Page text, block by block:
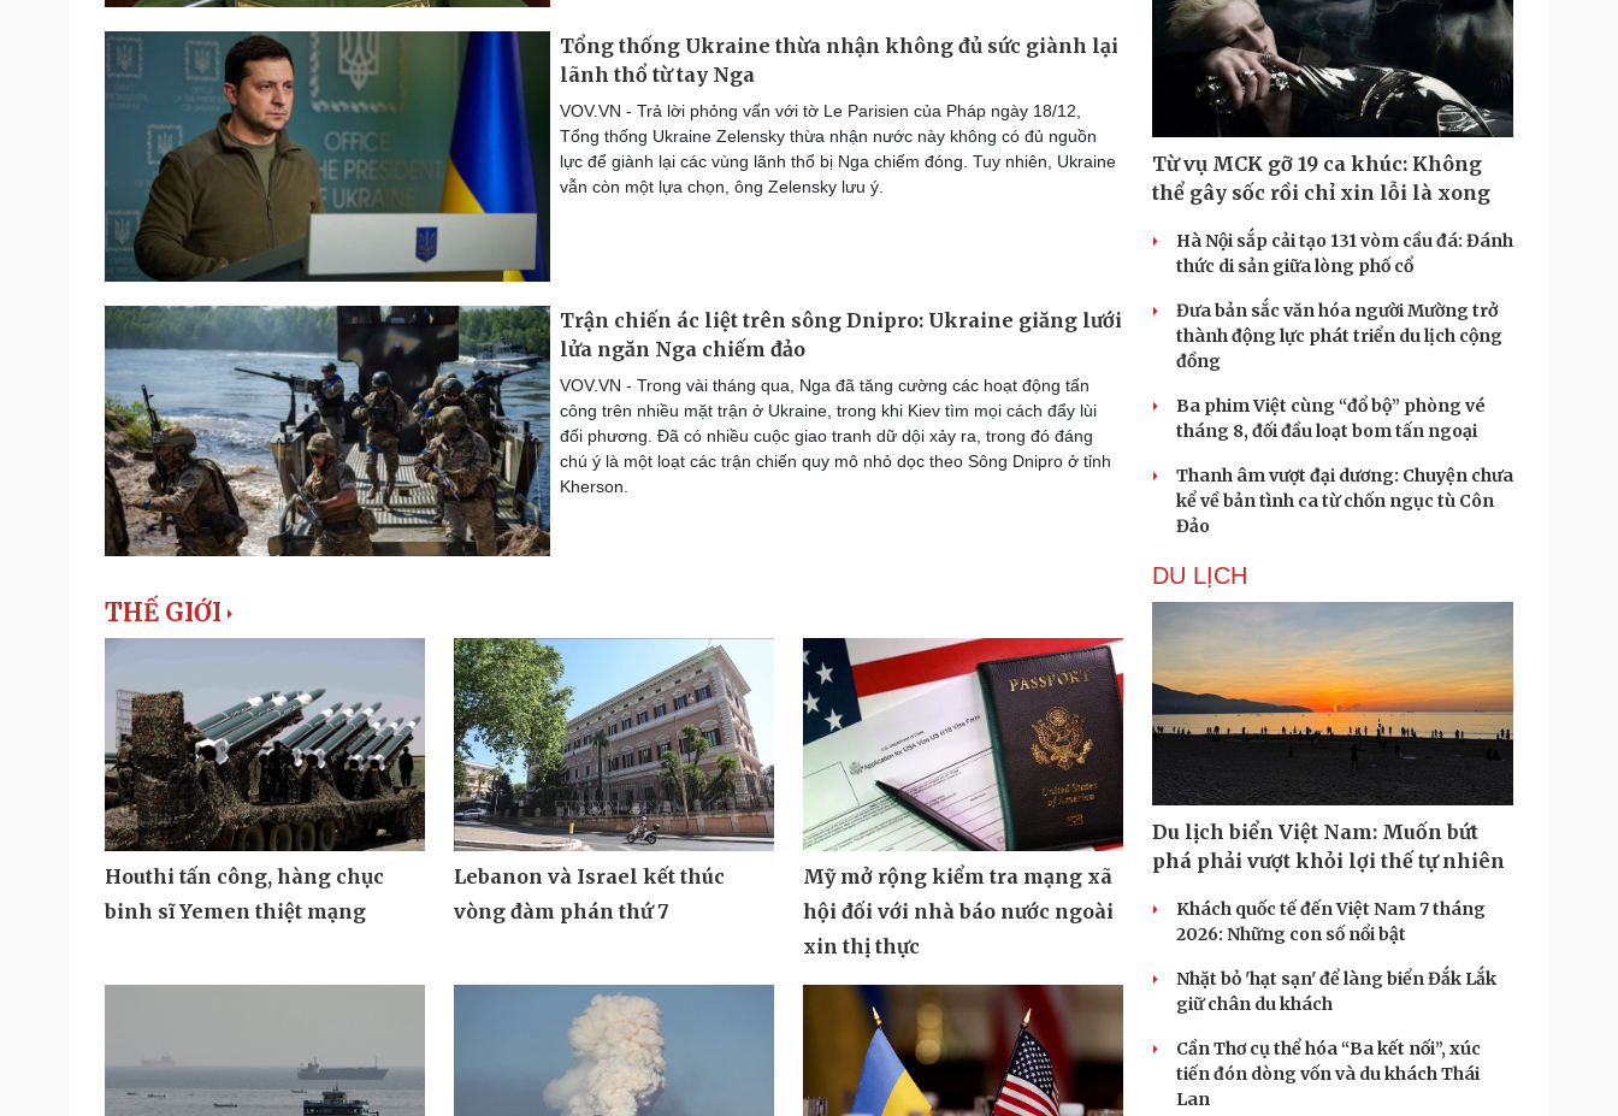
Tổng thống Ukraine thừa nhận không đủ sức giành lại
lãnh thổ từ tay Nga
VOV.VN - Trả lời phỏng vấn với tờ Le Parisien của Pháp ngày 18/12,
Tổng thống Ukraine Zelensky thừa nhận nước này không có đủ nguồn
lực để giành lại các vùng lãnh thổ bị Nga chiếm đóng. Tuy nhiên, Ukraine
vẫn còn một lựa chọn, ông Zelensky lưu ý.
Trận chiến ác liệt trên sông Dnipro: Ukraine giăng lưới
lửa ngăn Nga chiếm đảo
VOV.VN - Trong vài tháng qua, Nga đã tăng cường các hoạt động tấn
công trên nhiều mặt trận ở Ukraine, trong khi Kiev tìm mọi cách đẩy lùi
đối phương. Đã có nhiều cuộc giao tranh dữ dội xảy ra, trong đó đáng
chú ý là một loạt các trận chiến quy mô nhỏ dọc theo Sông Dnipro ở tỉnh
Kherson.
THẾ GIỚI
Houthi tấn công, hàng chục
binh sĩ Yemen thiệt mạng
Lebanon và Israel kết thúc
vòng đàm phán thứ 7
Mỹ mở rộng kiểm tra mạng xã
hội đối với nhà báo nước ngoài
xin thị thực
Từ vụ MCK gỡ 19 ca khúc: Không
thể gây sốc rồi chỉ xin lỗi là xong
Hà Nội sắp cải tạo 131 vòm cầu đá: Đánh
thức di sản giữa lòng phố cổ
Đưa bản sắc văn hóa người Mường trở
thành động lực phát triển du lịch cộng
đồng
Ba phim Việt cùng “đổ bộ” phòng vé
tháng 8, đối đầu loạt bom tấn ngoại
Thanh âm vượt đại dương: Chuyện chưa
kể về bản tình ca từ chốn ngục tù Côn
Đảo
DU LỊCH
Du lịch biển Việt Nam: Muốn bứt
phá phải vượt khỏi lợi thế tự nhiên
Khách quốc tế đến Việt Nam 7 tháng
2026: Những con số nổi bật
Nhặt bỏ 'hạt sạn' để làng biển Đắk Lắk
giữ chân du khách
Cần Thơ cụ thể hóa “Ba kết nối”, xúc
tiến đón dòng vốn và du khách Thái
Lan